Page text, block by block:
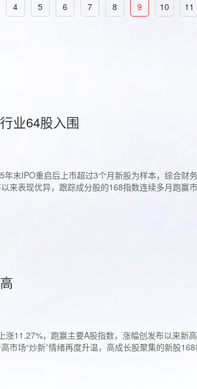
4 5 6 7 8 9 10 11
业64股入围
末IPO重启后上市超过3个月新股为样本，综合财
来表现优异，跟踪成分股的168指数连续多月跑赢
11.27%，跑赢主要A股指数，涨幅创发布以来新
市场“炒新”情绪再度升温，高成长股聚集的新股